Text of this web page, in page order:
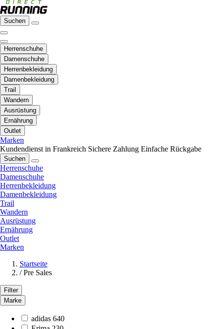
Suchen
Herrenschuhe
Damenschuhe
Herrenbekleidung
Damenbekleidung
Trail
Wandern
Ausrüstung
Ernährung
Outlet
Marken
Kundendienst in Frankreich Sichere Zahlung Einfache Rückgabe
Suchen
Herrenschuhe
Damenschuhe
Herrenbekleidung
Damenbekleidung
Trail
Wandern
Ausrüstung
Ernährung
Outlet
Marken
Startseite
/ Pre Sales
Filter
Marke
adidas 640